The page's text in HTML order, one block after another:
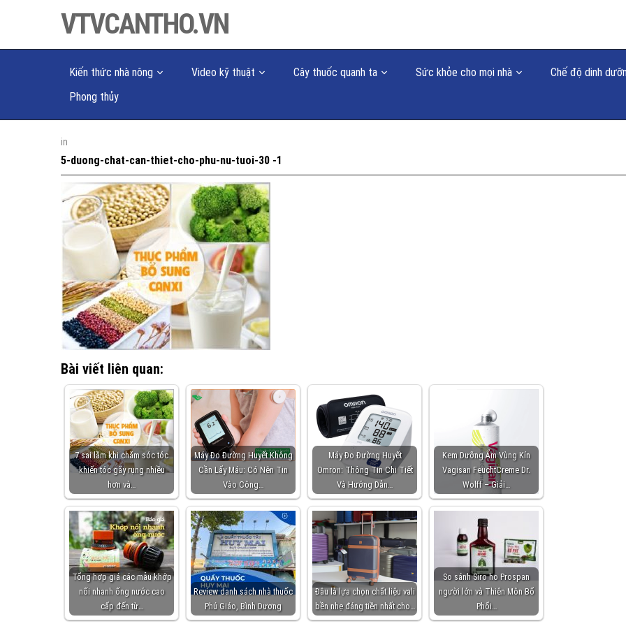
VTVCANTHO.VN
Kiến thức nhà nông Video kỹ thuật Cây thuốc quanh ta Sức khỏe cho mọi nhà
Chế độ dinh
Phong thủy
in
5-duong-chat-can-thiet-cho-phu-nu-tuoi-30 -1
Bài viết liên quan:
7 sai lầm khi chăm sóc tóc
khiến tóc gãy rụng nhiều
hơn và…
Máy Đo Đường Huyết Không
Cần Lấy Máu: Có Nên Tin
Vào Công…
Máy Đo Đường Huyết
Omron: Thông Tin Chi Tiết
Và Hướng Dẫn…
Kem Dưỡng Ẩm Vùng Kín
Vagisan FeuchtCreme Dr.
Wolff – Giải…
Tổng hợp giá các mẫu khớp
nối nhanh ống nước cao
cấp đến từ…
Review danh sách nhà thuốc
Phú Giáo, Bình Dương
Đâu là lựa chọn chất liệu vali
bền nhẹ đáng tiền nhất cho…
So sánh Siro ho Prospan
người lớn và Thiên Môn Bổ
Phổi…